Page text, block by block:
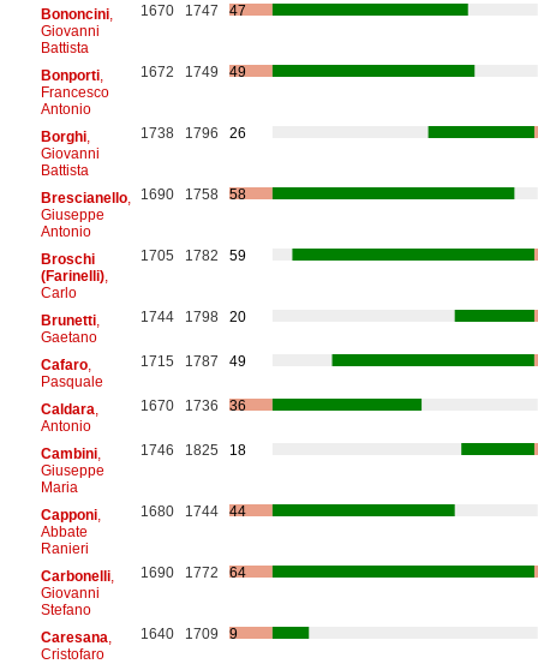
Bononcini,
Giovanni
Battista
1670 1747 47
Bonporti,
Francesco
Antonio
1672 1749 49
Borghi,
Giovanni
Battista
1738 1796 26
Brescianello,
Giuseppe
Antonio
1690 1758 58
Broschi
(Farinelli),
Carlo
1705 1782 59
Brunetti,
Gaetano
1744 1798 20
Cafaro,
Pasquale
1715 1787 49
Caldara
Antonio
1670 1736 36
Cambini,
Giuseppe
Maria
1746 1825 18
Capponi,
Abbate
Ranieri
1680 1744 44
Carbonelli,
Giovanni
Stefano
1690 1772 64
Caresana
Cristofaro
1640 1709 9